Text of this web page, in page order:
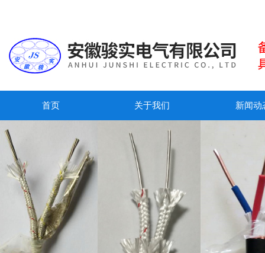
首页 关于我们 新闻动